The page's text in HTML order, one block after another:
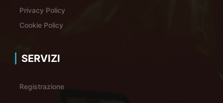
Privacy Policy
Cookie Policy
SERVIZI
Registrazione